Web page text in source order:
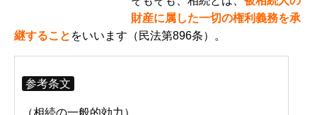
財産に属した一切の権利義務を承
継すること をいいます（民法第896条）。
参考条文
（相続の一般的効力）